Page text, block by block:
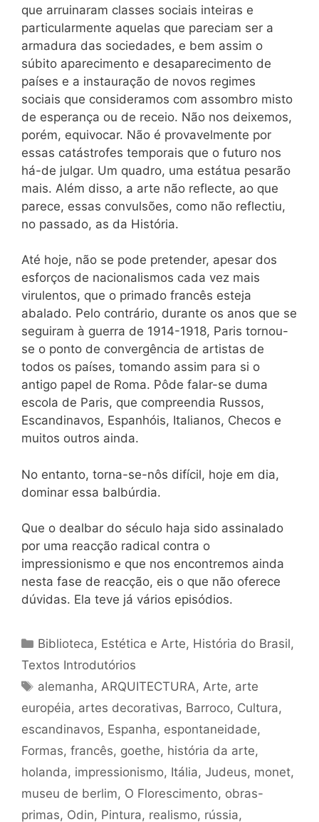
que arruinaram classes sociais inteiras e
particularmente aquelas que pareciam ser a
armadura das sociedades, e bem assim o
súbito aparecimento e desaparecimento de
países e a instauração de novos regimes
sociais que consideramos com assombro misto
de esperança ou de receio. Não nos deixemos,
porém, equivocar. Não é provavelmente por
essas catástrofes temporais que o futuro nos
há-de julgar. Um quadro, uma estátua pesarão
mais. Além disso, a arte não reflecte, ao que
parece, essas convulsões, como não reflectiu,
no passado, as da História.
Até hoje, não se pode pretender, apesar dos
esforços de nacionalismos cada vez mais
virulentos, que o primado francês esteja
abalado. Pelo contrário, durante os anos que se
seguiram à guerra de 1914-1918, Paris tornou-
se o ponto de convergência de artistas de
todos os países, tomando assim para si o
antigo papel de Roma. Pôde falar-se duma
escola de Paris, que compreendia Russos,
Escandinavos, Espanhóis, Italianos, Checos e
muitos outros ainda.
No entanto, torna-se-nôs difícil, hoje em dia,
dominar essa balbúrdia.
Que o dealbar do século haja sido assinalado
por uma reacção radical contra o
impressionismo e que nos encontremos ainda
nesta fase de reacção, eis o que não oferece
dúvidas. Ela teve já vários episódios.
Categorias
Biblioteca, Estética e Arte, História do Brasil,
Textos Introdutórios
Tags
alemanha,ARQUITECTURA,Arte, arte
européia, artes decorativas, Barroco, Cultura,
escandinavos, Espanha, espontaneidade,
Formas, francês, goethe, história da arte,
holanda, impressionismo, Itália, Judeus, monet,
museu de berlim, O Florescimento, obras-
primas, Odin, Pintura, realismo, rússia,